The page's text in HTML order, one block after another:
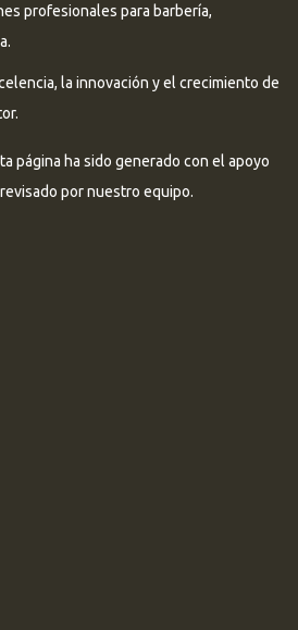
profesionales para barbería,
la innovación y el crecimiento de
página ha sido generado con el apoyo
por nuestro equipo.